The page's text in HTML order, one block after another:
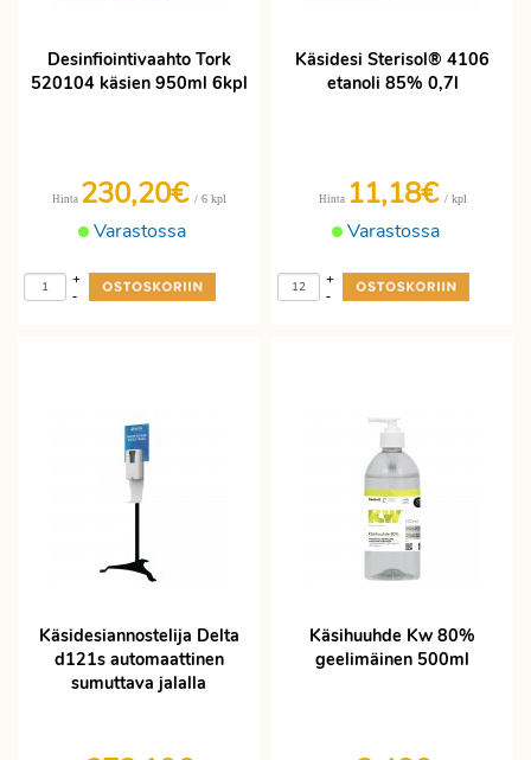
Desinfiointivaahto Tork
520104 käsien 950ml 6kpl
Varastossa
Hinta 230,20€ / 6 kpl
-
+
Käsidesi Sterisol® 4106
etanoli 85% 0,7l
Varastossa
Hinta 11,18€ / kpl
-
+
Käsidesiannostelija Delta
d121s automaattinen
sumuttava jalalla
Käsihuuhde Kw 80%
geelimäinen 500ml